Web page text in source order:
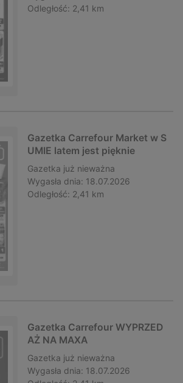
Odległość: 2,41 km
Gazetka Carrefour Market w S
UMIE latem jest pięknie
Gazetka już nieważna
Wygasła dnia: 18.07.2026
Odległość: 2,41 km
Gazetka Carrefour WYPRZED
AŻ NA MAXA
Gazetka już nieważna
Wygasła dnia: 18.07.2026